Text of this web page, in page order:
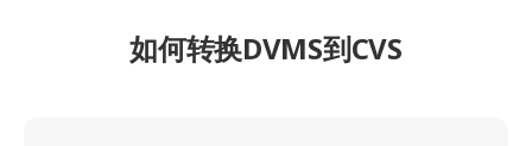
如何转换DVMS到CVS